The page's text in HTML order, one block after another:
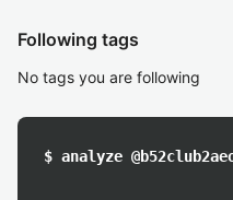
Following tags
No tags you are following
$ analyze